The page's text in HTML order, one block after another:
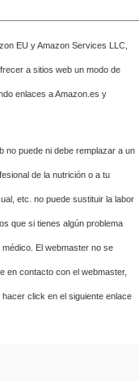
EU y Amazon Services LLC,
a sitios web un modo de
enlaces a Amazon.es y
no puede ni debe remplazar a un
de la nutrición o a tu
etc. no puede sustituir la labor
que si tienes algún problema
El webmaster no se
en contacto con el webmaster,
click en el siguiente enlace